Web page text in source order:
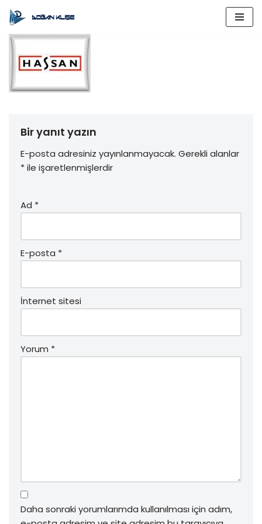
İçeriğe
geç
Bir yanıt yazın
E-posta adresiniz yayınlanmayacak. Gerekli alanlar
*ile işaretlenmişlerdir
Ad *
E-posta *
İnternet sitesi
Yorum *
Daha sonraki yorumlarımda kullanılması için adım,